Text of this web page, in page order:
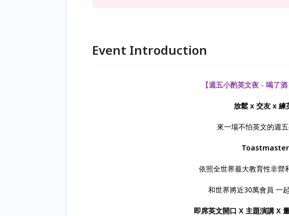
Event Introduction
【週五小酌英文夜 - 喝了酒
放鬆 x 交友 x 練
來一場不怕英文的週五
依照全世界最大教育性非營
和世界將近30萬會員 一
即席英文開口 X 主題演講 X